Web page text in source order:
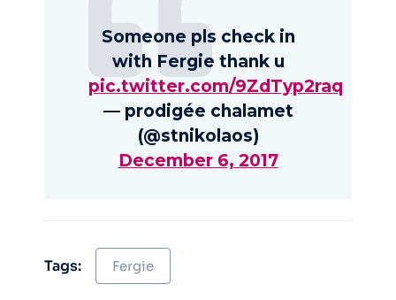
Someone pls check in
with Fergie thank u
pic.twitter.com/9ZdTyp2raq
— prodigée chalamet
(@stnikolaos)
December 6, 2017
Tags: Fergie